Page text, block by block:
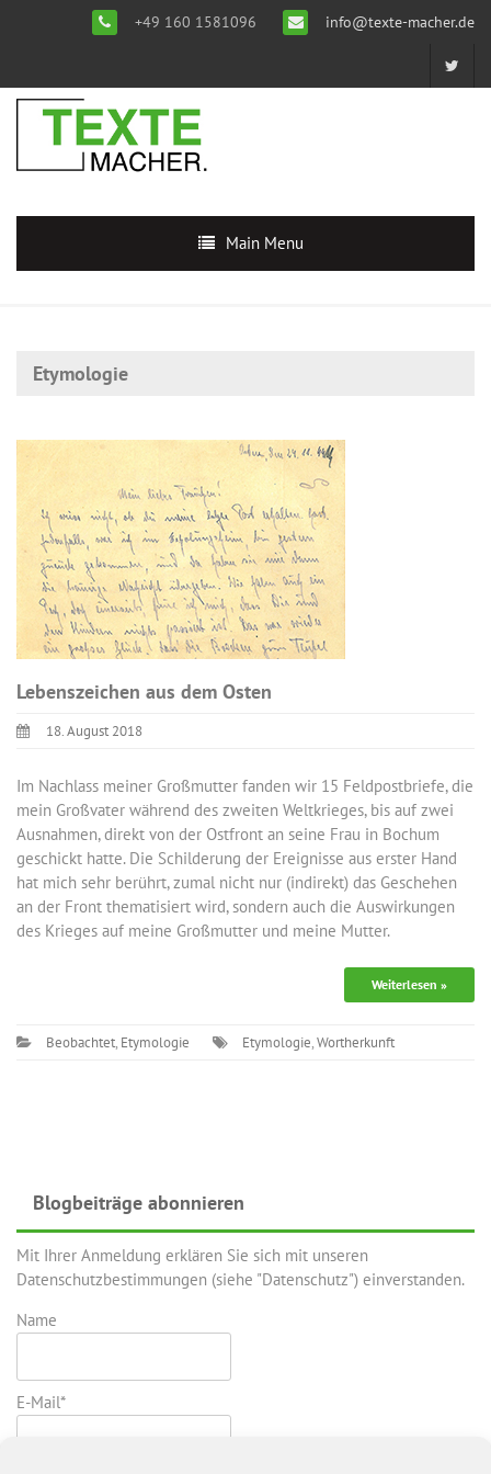
+49 160 1581096 info@texte-macher.de
Main Menu
Etymologie
Lebenszeichen aus dem Osten
18. August 2018
Im Nachlass meiner Großmutter fanden wir 15 Feldpostbriefe, die
mein Großvater während des zweiten Weltkrieges, bis auf zwei
Ausnahmen, direkt von der Ostfront an seine Frau in Bochum
geschickt hatte. Die Schilderung der Ereignisse aus erster Hand
hat mich sehr berührt, zumal nicht nur (indirekt) das Geschehen
an der Front thematisiert wird, sondern auch die Auswirkungen
des Krieges auf meine Großmutter und meine Mutter.
Weiterlesen »
Beobachtet, Etymologie Etymologie,Wortherkunft
Blogbeiträge abonnieren
Mit Ihrer Anmeldung erklären Sie sich mit unseren
Datenschutzbestimmungen (siehe "Datenschutz") einverstanden.
Name
E-Mail*